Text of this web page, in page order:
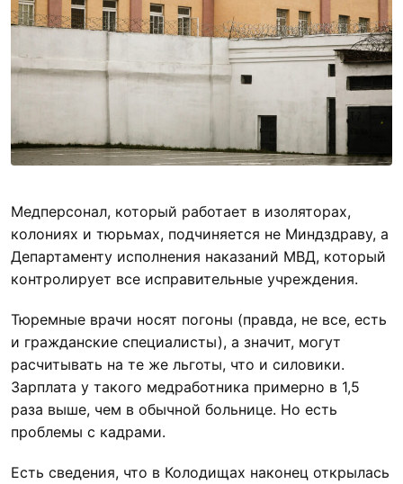
Медперсонал, который работает в изоляторах,
колониях и тюрьмах, подчиняется не Миндздраву, а
Департаменту исполнения наказаний МВД, который
контролирует все исправительные учреждения.
Тюремные врачи носят погоны (правда, не все, есть
и гражданские специалисты), а значит, могут
расчитывать на те же льготы, что и силовики.
Зарплата у такого медработника примерно в 1,5
раза выше, чем в обычной больнице. Но есть
проблемы с кадрами.
Есть сведения, что в Колодищах наконец открылась